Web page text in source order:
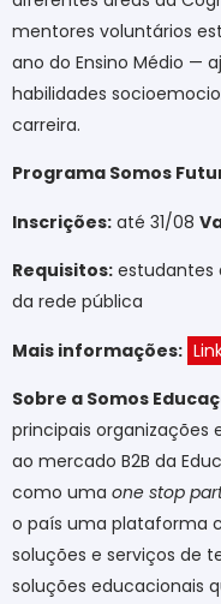
mentores voluntários
ano do Ensino Médio —
habilidades
carreira.
Programa Somos
Inscrições: até 31/08
Requisitos: estudantes
da rede pública
Mais informações:
Sobre a Somos
principais organizações
ao mercado B2B da
como uma one stop
o país uma plataforma
soluções e serviços de
soluções educacionais